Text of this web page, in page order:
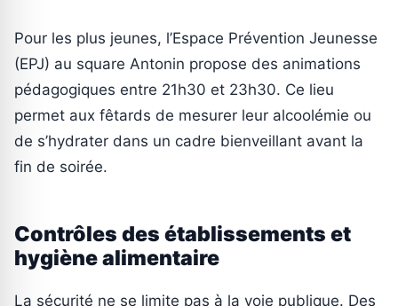
Pour les plus jeunes, l’Espace Prévention Jeunesse
(EPJ) au square Antonin propose des animations
pédagogiques entre 21h30 et 23h30. Ce lieu
permet aux fêtards de mesurer leur alcoolémie ou
de s’hydrater dans un cadre bienveillant avant la
fin de soirée.
Contrôles des établissements et
hygiène alimentaire
La sécurité ne se limite pas à la voie publique. Des